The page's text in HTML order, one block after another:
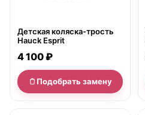
Детская коляска-трость
Hauck Esprit
4 100 ₽
Подобрать замену